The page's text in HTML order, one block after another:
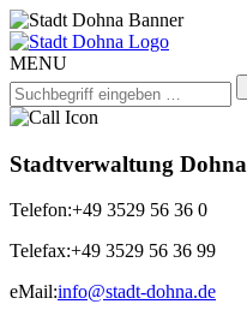
MENU
Stadtverwaltung Dohna
Telefon:+49 3529 56 36 0
Telefax:+49 3529 56 36 99
eMail:info@stadt-dohna.de